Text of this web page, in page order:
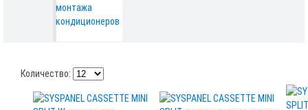
монтажа
кондиционеров
Количество: